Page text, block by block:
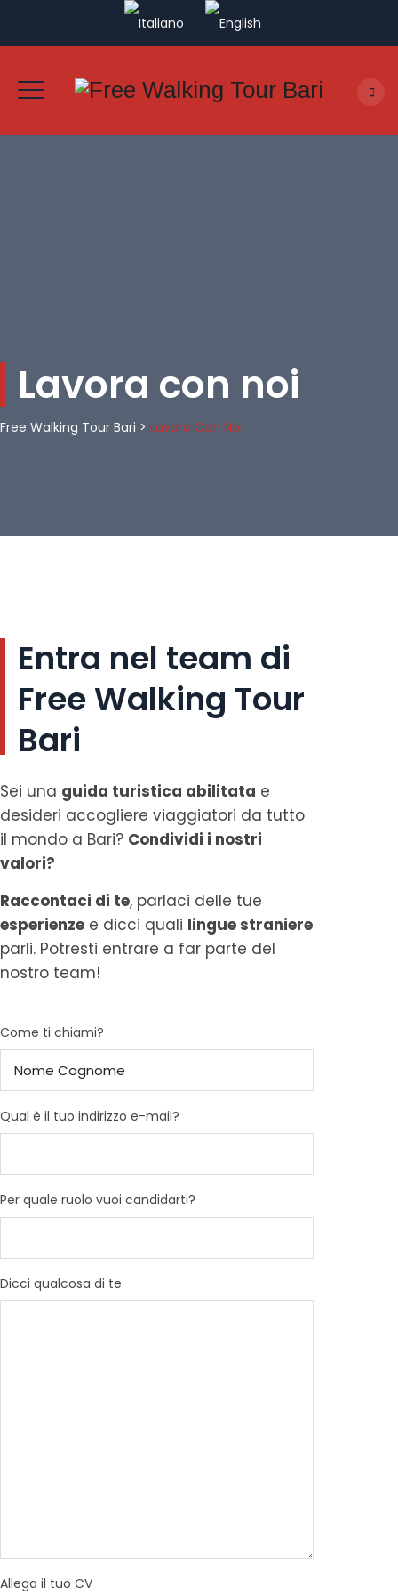
Lavora con noi
Free Walking Tour Bari > Lavora Con Noi
Entra nel team di
Free Walking Tour
Bari
Sei una guida turistica abilitata e
desideri accogliere viaggiatori da tutto
il mondo a Bari? Condividi i nostri
valori?
Raccontaci di te, parlaci delle tue
esperienze e dicci quali lingue straniere
parli. Potresti entrare a far parte del
nostro team!
Come ti chiami?
Qual è il tuo indirizzo e-mail?
Per quale ruolo vuoi candidarti?
Dicci qualcosa di te
Allega il tuo CV